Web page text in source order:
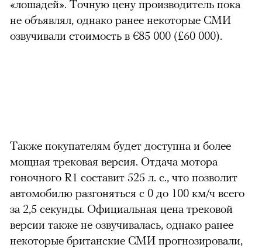
«лошадей». Точную цену производитель пока
не объявлял, однако ранее некоторые СМИ
озвучивали стоимость в €85 000 (£60 000).
Также покупателям будет доступна и более
мощная трековая версия. Отдача мотора
гоночного R1 составит 525 л. с., что позволит
автомобилю разгоняться с 0 до 100 км/ч всего
за 2,5 секунды. Официальная цена трековой
версии также не озвучивалась, однако ранее
некоторые британские СМИ прогнозировали,